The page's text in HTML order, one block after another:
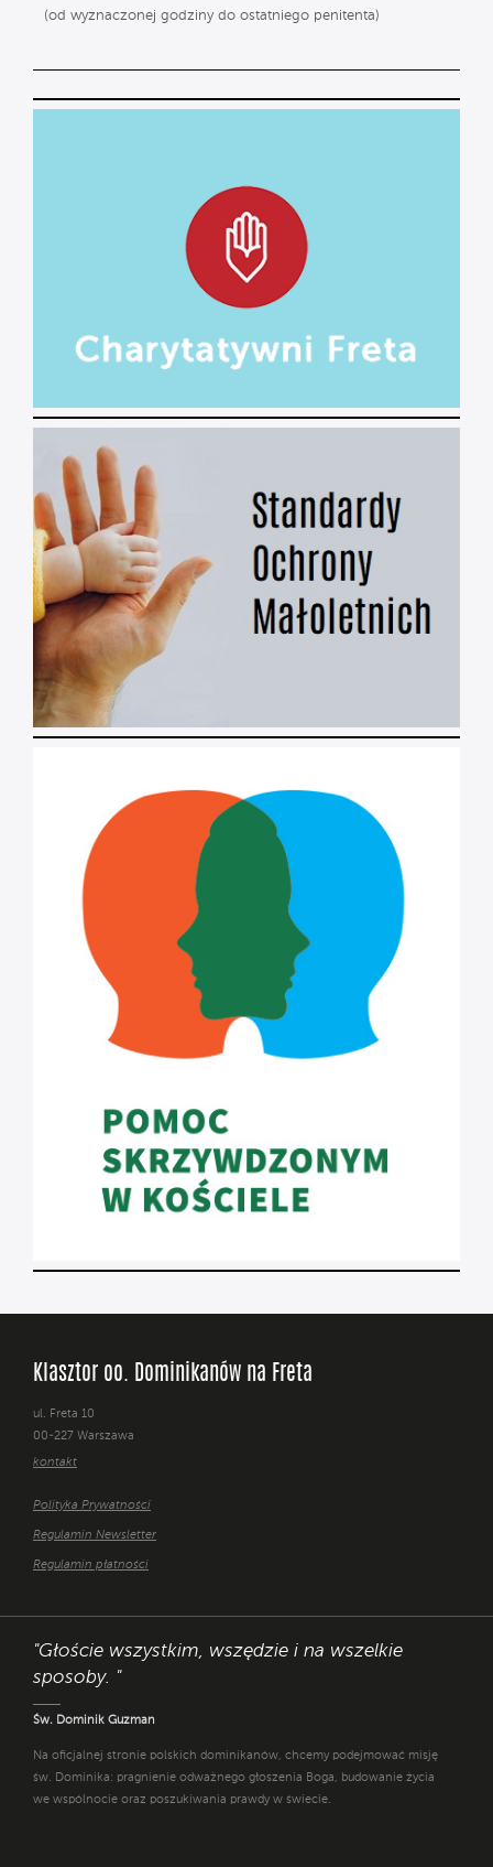
(od wyznaczonej godziny do ostatniego penitenta)
Klasztor oo. Dominikanów na Freta
ul. Freta 10
00-227 Warszawa
kontakt
Polityka Prywatności
Regulamin Newsletter
Regulamin płatności
"Głoście wszystkim, wszędzie i na wszelkie
sposoby. "
Św. Dominik Guzman
Na oficjalnej stronie polskich dominikanów, chcemy podejmować misję
św. Dominika: pragnienie odważnego głoszenia Boga, budowanie życia
we wspólnocie oraz poszukiwania prawdy w świecie.